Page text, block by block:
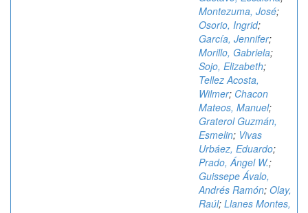
Montezuma, José;
Osorio, Ingrid;
García, Jennifer;
Morillo, Gabriela;
Sojo, Elizabeth;
Tellez Acosta,
Wilmer; Chacon
Mateos, Manuel;
Graterol Guzmán,
Esmelin; Vivas
Urbáez, Eduardo;
Prado, Ángel W.;
Guissepe Ávalo,
Andrés Ramón; Olay,
Raúl; Llanes Montes,